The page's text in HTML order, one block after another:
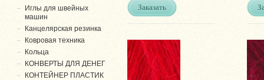
Заказать
Иглы для швейных
машин
Канцелярская резинка
Ковровая техника
Кольца
КОНВЕРТЫ ДЛЯ ДЕНЕГ
КОНТЕЙНЕР ПЛАСТИК